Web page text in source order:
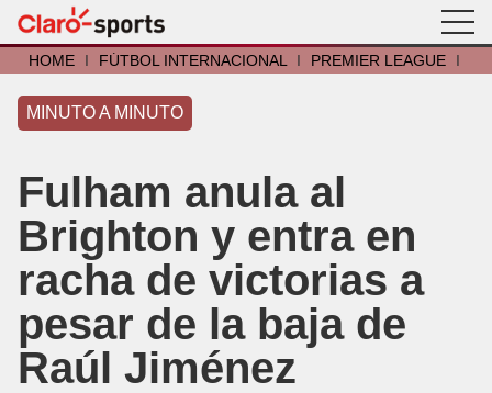
HOME I FÚTBOL INTERNACIONAL I PREMIER LEAGUE I
MINUTO A MINUTO
Fulham anula al
Brighton y entra en
racha de victorias a
pesar de la baja de
Raúl Jiménez